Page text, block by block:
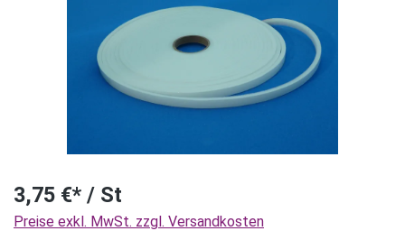
3,75 €* / St
Preise exkl. MwSt. zzgl. Versandkosten